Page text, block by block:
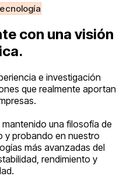
con una visión
e investigación
que realmente aportan
una filosofía de
y probando en nuestro
más avanzadas del
rendimiento y